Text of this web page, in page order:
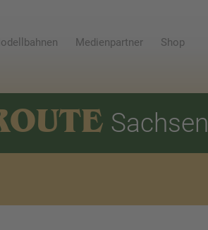
Medienpartner Shop
Sachsen